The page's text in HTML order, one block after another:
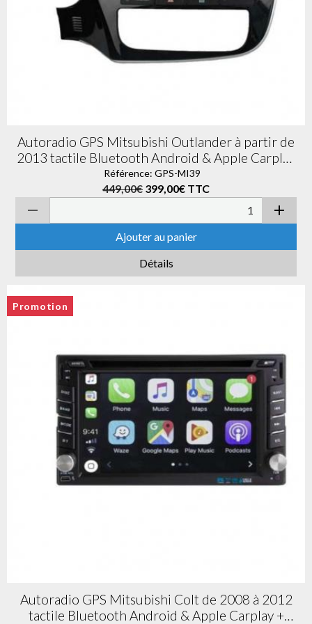
Autoradio GPS Mitsubishi Outlander à partir de
2013 tactile Bluetooth Android & Apple Carplay
+ caméra de recul
Référence: GPS-MI39
449,00€ 399,00€ TTC
Ajouter au panier
Détails
Promotion
Autoradio GPS Mitsubishi Colt de 2008 à 2012
tactile Bluetooth Android & Apple Carplay +